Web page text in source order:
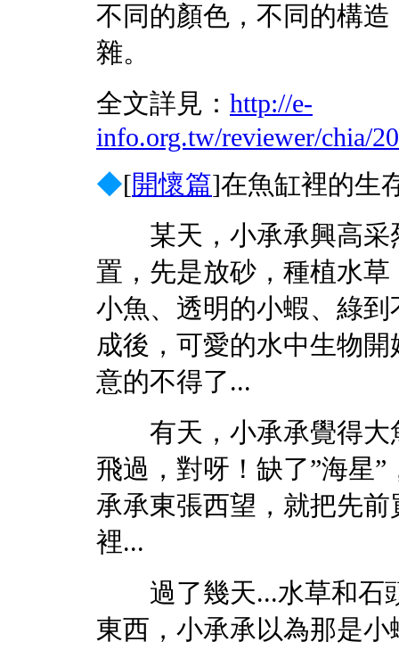
不同的顏色，不同的構
雜。
全文詳見： http://e-
info.org.tw/reviewer/chia/
◆[開懷篇]在魚缸裡的生
某天，小承承興高采
置，先是放砂，種植水
小魚、透明的小蝦、綠
成後，可愛的水中生物
意的不得了...
有天，小承承覺得大
飛過，對呀！缺了”海星
承承東張西望，就把先
裡...
過了幾天...水草和石
東西，小承承以為那是